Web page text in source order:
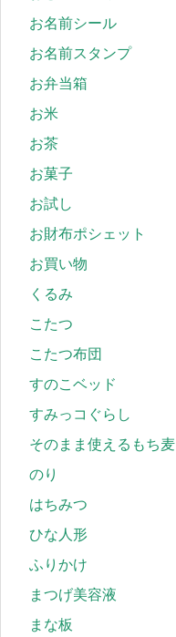
お名前シール
お名前スタンプ
お弁当箱
お米
お茶
お菓子
お試し
お財布ポシェット
お買い物
くるみ
こたつ
こたつ布団
すのこベッド
すみっコぐらし
そのまま使えるもち麦
のり
はちみつ
ひな人形
ふりかけ
まつげ美容液
まな板